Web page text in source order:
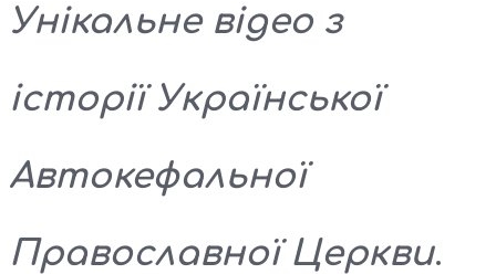
Унікальне відео з
історії Української
Автокефальної
Православної Церкви.